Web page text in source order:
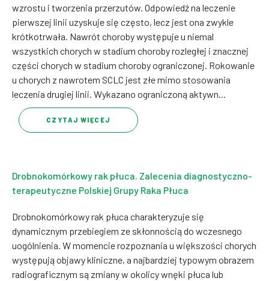
wzrostu i tworzenia przerzutów. Odpowiedź na leczenie
pierwszej linii uzyskuje się często, lecz jest ona zwykle
krótkotrwała. Nawrót choroby występuje u niemal
wszystkich chorych w stadium choroby rozległej i znacznej
części chorych w stadium choroby ograniczonej. Rokowanie
u chorych z nawrotem SCLC jest złe mimo stosowania
leczenia drugiej linii. Wykazano ograniczoną aktywn...
CZYTAJ WIĘCEJ
Drobnokomórkowy rak płuca. Zalecenia diagnostyczno-
terapeutyczne Polskiej Grupy Raka Płuca
Drobnokomórkowy rak płuca charakteryzuje się
dynamicznym przebiegiem ze skłonnością do wczesnego
uogólnienia. W momencie rozpoznania u większości chorych
występują objawy kliniczne, a najbardziej typowym obrazem
radiograficznym są zmiany w okolicy wnęki płuca lub